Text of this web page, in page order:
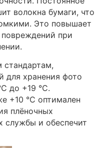
волокна бумаги, что
Это повышает
при
стандартам,
для хранения фото
до +19 °C.
+10 °C оптимален
плёночных
службы и обеспечит